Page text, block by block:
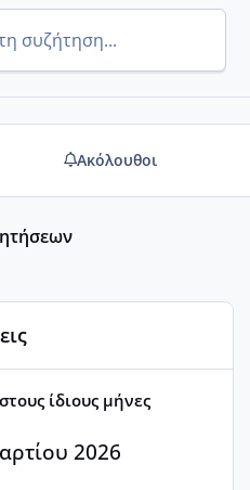
συζήτηση...
Ακόλουθοι
ίδιους μήνες
2026